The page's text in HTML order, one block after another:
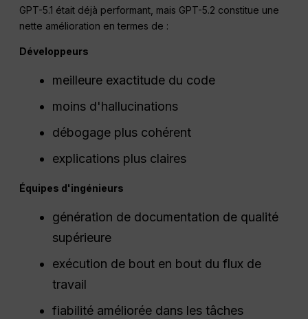
GPT-5.1 était déjà performant, mais GPT-5.2 constitue une
nette amélioration en termes de :
Développeurs
meilleure exactitude du code
moins d'hallucinations
débogage plus cohérent
explications plus claires
Équipes d'ingénieurs
génération de documentation de qualité
supérieure
exécution de bout en bout du flux de
travail
fiabilité améliorée dans les tâches